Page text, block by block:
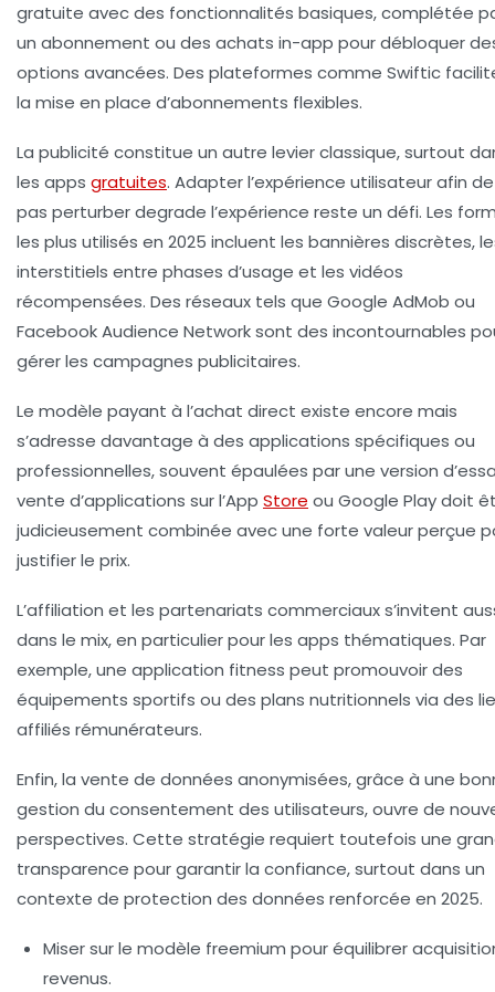
gratuite avec des fonctionnalités basiques, complétée
un abonnement ou des achats in-app pour débloquer
options avancées. Des plateformes comme Swiftic
la mise en place d’abonnements flexibles.
La publicité constitue un autre levier classique, surtout
les apps gratuites. Adapter l’expérience utilisateur afin
pas perturber degrade l’expérience reste un défi. Les
les plus utilisés en 2025 incluent les bannières discrètes,
interstitiels entre phases d’usage et les vidéos
récompensées. Des réseaux tels que Google AdMob ou
Facebook Audience Network sont des incontournables
gérer les campagnes publicitaires.
Le modèle payant à l’achat direct existe encore mais
s’adresse davantage à des applications spécifiques ou
professionnelles, souvent épaulées par une version
vente d’applications sur l’App Store ou Google Play doit
judicieusement combinée avec une forte valeur perçue
justifier le prix.
L’affiliation et les partenariats commerciaux s’invitent
dans le mix, en particulier pour les apps thématiques. Par
exemple, une application fitness peut promouvoir des
équipements sportifs ou des plans nutritionnels via des
affiliés rémunérateurs.
Enfin, la vente de données anonymisées, grâce à une
gestion du consentement des utilisateurs, ouvre de
perspectives. Cette stratégie requiert toutefois une
transparence pour garantir la confiance, surtout dans un
contexte de protection des données renforcée en 2025.
Miser sur le modèle freemium pour équilibrer
revenus.